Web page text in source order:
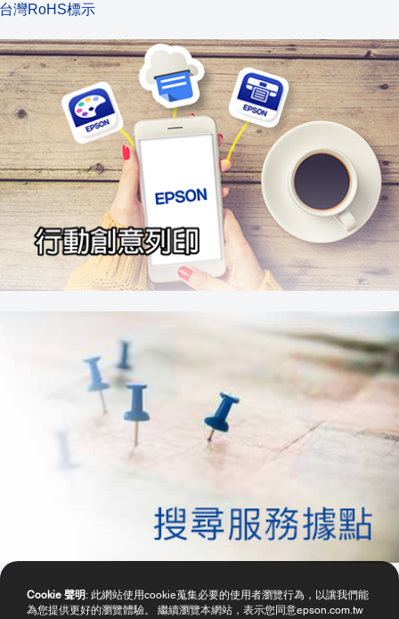
台灣RoHS標示
Cookie 聲明 : 此網站使用cookie蒐集必要的使用者瀏覽行為，以讓我們能
為您提供更好的瀏覽體驗。 繼續瀏覽本網站，表示您同意epson.com.tw